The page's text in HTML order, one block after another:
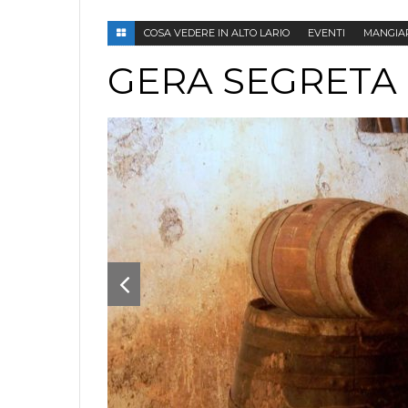
COSA VEDERE IN ALTO LARIO EVENTI
GERA SEGRETA